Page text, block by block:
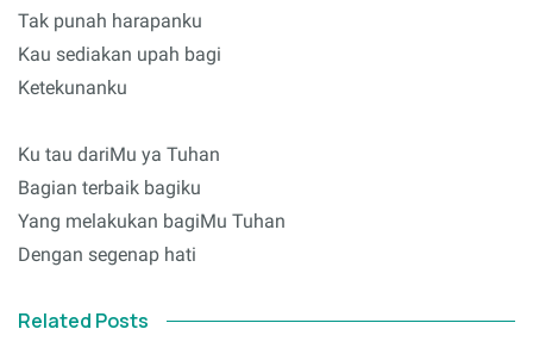
Tak punah harapanku
Kau sediakan upah bagi
Ketekunanku
Ku tau dariMu ya Tuhan
Bagian terbaik bagiku
Yang melakukan bagiMu Tuhan
Dengan segenap hati
Related Posts